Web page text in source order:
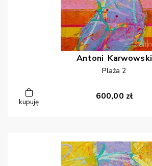
Antoni Karwowski
Plaża 2
kupuję
600,00 zł